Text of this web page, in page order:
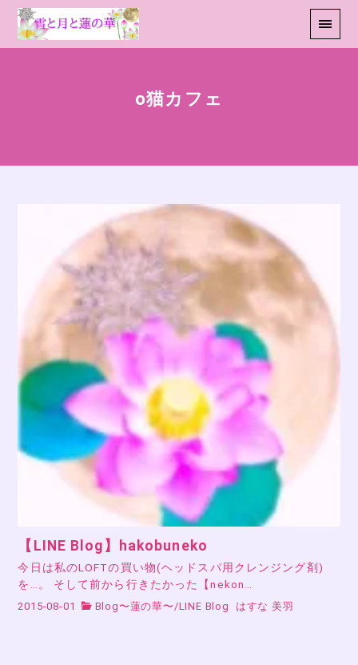
o猫カフェ
【LINE Blog】hakobuneko
今日は私のLOFTの買い物(ヘッドスパ用クレンジング剤)
を…。 そして前から行きたかった【nekon…
2015-08-01 Blog〜蓮の華〜 /LINE Blog はすな 美羽